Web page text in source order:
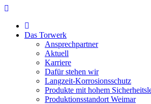
Das Torwerk
Ansprechpartner
Aktuell
Karriere
Dafür stehen wir
Langzeit-Korrosionsschutz
Produkte mit hohem
Produktionsstandort Weimar